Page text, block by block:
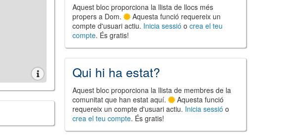
Aquest bloc proporciona la llista de llocs més
propers a Dom.
Aquesta funció requereix un
compte d'usuari actiu. Inicia sessió ocrea el teu
compte. És gratis!
Qui hi ha estat?
Aquest bloc proporciona la llista de membres de la
comunitat que han estat aquí.
Aquesta funció
requereix un compte d'usuari actiu. Inicia sessió o
crea el teu compte. És gratis!